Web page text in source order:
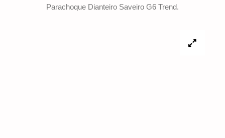
Parachoque Dianteiro Saveiro G6 Trend.